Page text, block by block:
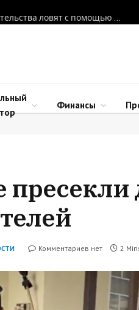
Нарушителей природоохранного законодательства ловят с помощью дронов в Новосибирской области
Финансы
Комментариев нет 2